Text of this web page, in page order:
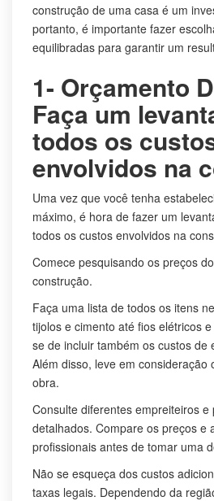
construção de uma casa é um
portanto, é importante fazer
equilibradas para garantir um
1- Orçamento
Faça um
todos os
envolvidos na
Uma vez que você tenha
máximo, é hora de fazer um
todos os custos envolvidos na
Comece pesquisando os preços
construção.
Faça uma lista de todos os itens
tijolos e cimento até fios elétricos
se de incluir também os custos de
Além disso, leve em consideração
obra.
Consulte diferentes empreiteiros e
detalhados. Compare os preços e
profissionais antes de tomar uma
Não se esqueça dos custos
taxas legais. Dependendo da